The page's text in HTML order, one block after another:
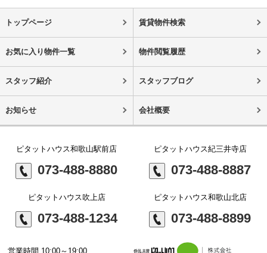
トップページ 賃貸物件検索
お気に入り物件一覧 物件閲覧履歴
スタッフ紹介 スタッフブログ
お知らせ 会社概要
ピタットハウス和歌山駅前店
073-488-8880
ピタットハウス紀三井寺店
073-488-8887
ピタットハウス吹上店
073-488-1234
ピタットハウス和歌山北店
073-488-8899
営業時間 10:00～19:00